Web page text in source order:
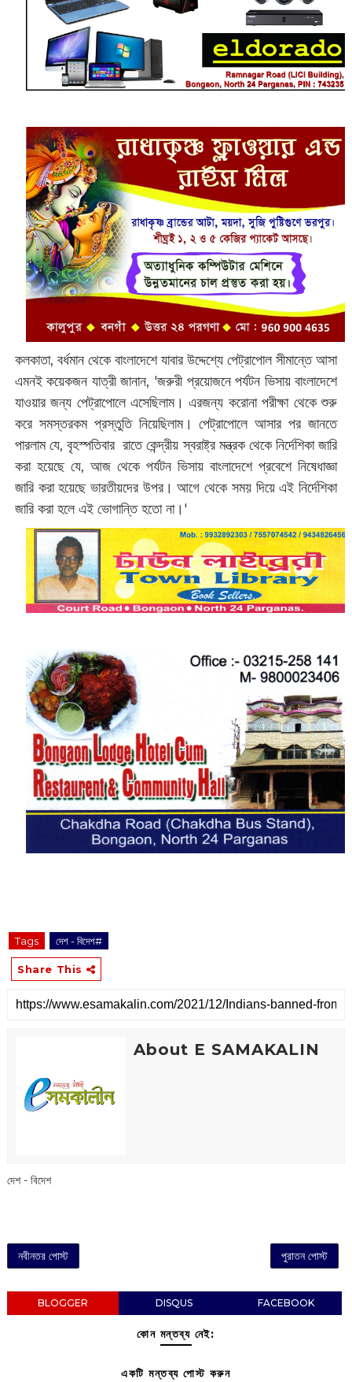
কলকাতা, বর্ধমান থেকে বাংলাদেশে যাবার উদ্দেশ্যে পেট্রাপোল সীমান্তে আসা
এমনই কয়েকজন যাত্রী জানান, 'জরুরী প্রয়োজনে পর্যটন ভিসায় বাংলাদেশে
যাওয়ার জন্য পেট্রাপোলে এসেছিলাম। এরজন্য করোনা পরীক্ষা থেকে শুরু
করে সমস্তরকম প্রস্তুতি নিয়েছিলাম। পেট্রাপোলে আসার পর জানতে
পারলাম যে, বৃহস্পতিবার রাতে কেন্দ্রীয় স্বরাষ্ট্র মন্ত্রক থেকে নির্দেশিকা জারি
করা হয়েছে যে, আজ থেকে পর্যটন ভিসায় বাংলাদেশে প্রবেশে নিষেধাজ্ঞা
জারি করা হয়েছে ভারতীয়দের উপর। আগে থেকে সময় দিয়ে এই নির্দেশিকা
জারি করা হলে এই ভোগান্তি হতো না।'
Tags দেশ - বিদেশ#
Share This
About E SAMAKALIN
দেশ - বিদেশ
নবীনতর পোস্ট পুরাতন পোস্ট
BLOGGER DISQUS FACEBOOK
কোন মন্তব্য নেই:
একটি মন্তব্য পোস্ট করুন